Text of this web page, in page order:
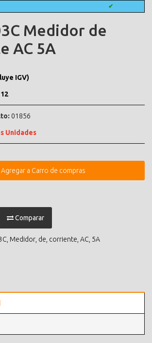
✔
Medidor de
AC 5A
IGV)
12
01856
Unidades
Agregar a Carro de compras
Comparar
Medidor de corriente AC 5A